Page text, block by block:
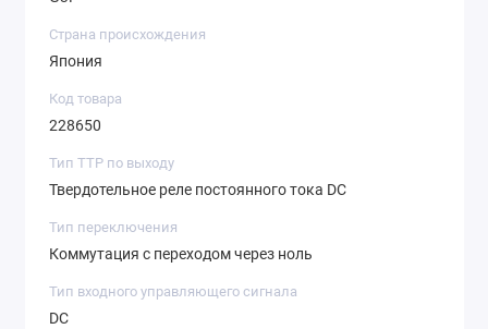
Страна происхождения
Япония
Код товара
228650
Тип ТТР по выходу
Твердотельное реле постоянного тока DC
Тип переключения
Коммутация с переходом через ноль
Тип входного управляющего сигнала
DC